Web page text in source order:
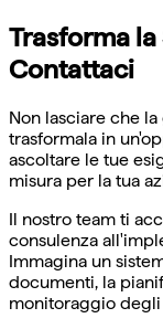
Trasforma
Contattaci
Non lasciare che
trasformala in
ascoltare le tue
misura per la tua
Il nostro team ti
consulenza
Immagina un
documenti, la
monitoraggio